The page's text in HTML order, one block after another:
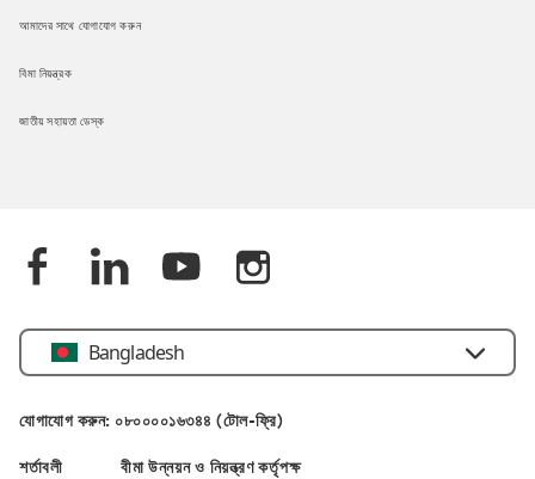
আমাদের সাথে যোগাযোগ করুন
বিমা নিয়ন্ত্রক
জাতীয় সহায়তা ডেস্ক
Bangladesh
যোগাযোগ করুন: ০৮০০০০১৬৩৪৪ (টোল-ফ্রি)
শর্তাবলী বীমা উন্নয়ন ও নিয়ন্ত্রণ কর্তৃপক্ষ